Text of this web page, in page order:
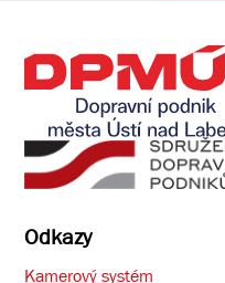
Odkazy
Kamerový systém